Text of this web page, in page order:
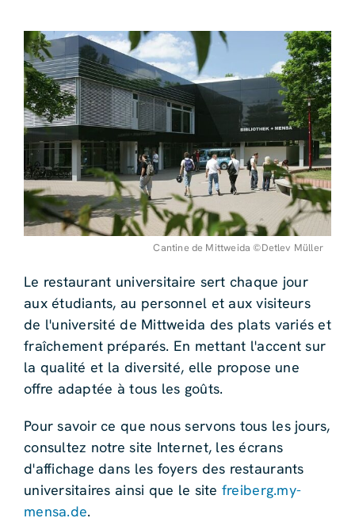
Le restaurant universitaire sert chaque jour
aux étudiants, au personnel et aux visiteurs
de l'université de Mittweida des plats variés et
fraîchement préparés. En mettant l'accent sur
la qualité et la diversité, elle propose une
offre adaptée à tous les goûts.
Pour savoir ce que nous servons tous les jours,
consultez notre site Internet, les écrans
d'affichage dans les foyers des restaurants
universitaires ainsi que le site freiberg.my-
mensa.de.
Cantine de Mittweida ©Detlev Müller